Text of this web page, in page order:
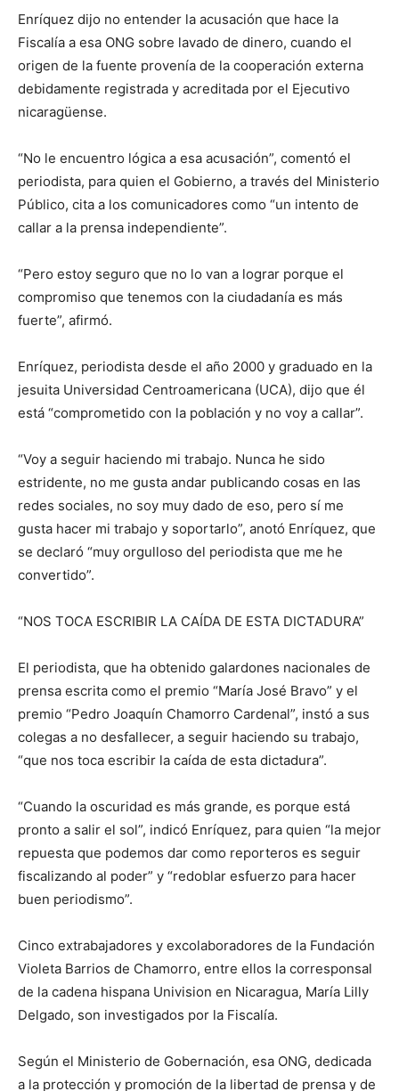
Enríquez dijo no entender la acusación que hace la
Fiscalía a esa ONG sobre lavado de dinero, cuando el
origen de la fuente provenía de la cooperación externa
debidamente registrada y acreditada por el Ejecutivo
nicaragüense.
“No le encuentro lógica a esa acusación”, comentó el
periodista, para quien el Gobierno, a través del Ministerio
Público, cita a los comunicadores como “un intento de
callar a la prensa independiente”.
“Pero estoy seguro que no lo van a lograr porque el
compromiso que tenemos con la ciudadanía es más
fuerte”, afirmó.
Enríquez, periodista desde el año 2000 y graduado en la
jesuita Universidad Centroamericana (UCA), dijo que él
está “comprometido con la población y no voy a callar”.
“Voy a seguir haciendo mi trabajo. Nunca he sido
estridente, no me gusta andar publicando cosas en las
redes sociales, no soy muy dado de eso, pero sí me
gusta hacer mi trabajo y soportarlo”, anotó Enríquez, que
se declaró “muy orgulloso del periodista que me he
convertido”.
“NOS TOCA ESCRIBIR LA CAÍDA DE ESTA DICTADURA”
El periodista, que ha obtenido galardones nacionales de
prensa escrita como el premio “María José Bravo” y el
premio “Pedro Joaquín Chamorro Cardenal”, instó a sus
colegas a no desfallecer, a seguir haciendo su trabajo,
“que nos toca escribir la caída de esta dictadura”.
“Cuando la oscuridad es más grande, es porque está
pronto a salir el sol”, indicó Enríquez, para quien “la mejor
repuesta que podemos dar como reporteros es seguir
fiscalizando al poder” y “redoblar esfuerzo para hacer
buen periodismo”.
Cinco extrabajadores y excolaboradores de la Fundación
Violeta Barrios de Chamorro, entre ellos la corresponsal
de la cadena hispana Univision en Nicaragua, María Lilly
Delgado, son investigados por la Fiscalía.
Según el Ministerio de Gobernación, esa ONG, dedicada
a la protección y promoción de la libertad de prensa y de